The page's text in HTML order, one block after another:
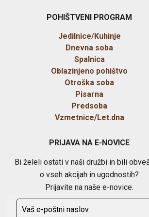
POHIŠTVENI PROGRAM
Jedilnice/Kuhinje
Dnevna soba
Spalnica
Oblazinjeno pohištvo
Otroška soba
Pisarna
Predsoba
Vzmetnice/Let.dna
PRIJAVA NA E-NOVICE
Bi želeli ostati v naši družbi in bili
o vseh akcijah in ugodnostih?
Prijavite na naše e-novice.